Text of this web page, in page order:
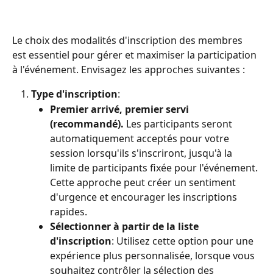
Le choix des modalités d'inscription des membres
est essentiel pour gérer et maximiser la participation
à l'événement. Envisagez les approches suivantes :
Type d'inscription:
Premier arrivé, premier servi
(recommandé). Les participants seront
automatiquement acceptés pour votre
session lorsqu'ils s'inscriront, jusqu'à la
limite de participants fixée pour l'événement.
Cette approche peut créer un sentiment
d'urgence et encourager les inscriptions
rapides.
Sélectionner à partir de la liste
d'inscription: Utilisez cette option pour une
expérience plus personnalisée, lorsque vous
souhaitez contrôler la sélection des